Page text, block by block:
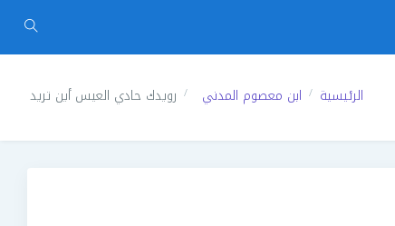
الرئيسية ابن معصوم المدني رويدك حادي العيس أين تريد